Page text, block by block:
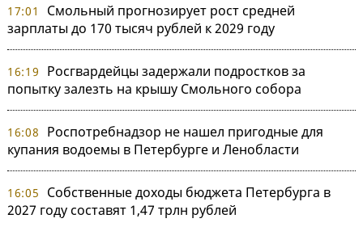
17:01
Смольный прогнозирует рост средней
зарплаты до 170 тысяч рублей к 2029 году
16:19
Росгвардейцы задержали подростков за
попытку залезть на крышу Смольного собора
16:08
Роспотребнадзор не нашел пригодные для
купания водоемы в Петербурге и Ленобласти
16:05
Собственные доходы бюджета Петербурга в
2027 году составят 1,47 трлн рублей